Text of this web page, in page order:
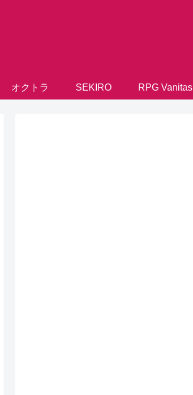
オクトラ SEKIRO RPG Vanitas